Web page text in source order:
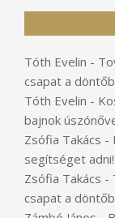
Tóth Evelin -
csapat a
Tóth Evelin -
bajnok
Zsófia Takács -
segítséget adni!
Zsófia Takács -
csapat a